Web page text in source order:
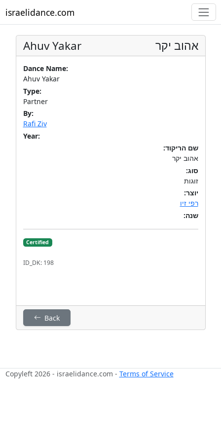
israelidance.com
Ahuv Yakar אהוב יקר
Dance Name:
Ahuv Yakar
Type:
Partner
By:
Rafi Ziv
Year:
שם הריקוד:
אהוב יקר
סוג:
זוגות
יוצר:
רפי זיו
שנה:
Certified
ID_DK: 198
Back
Copyleft 2026 - israelidance.com - Terms of Service